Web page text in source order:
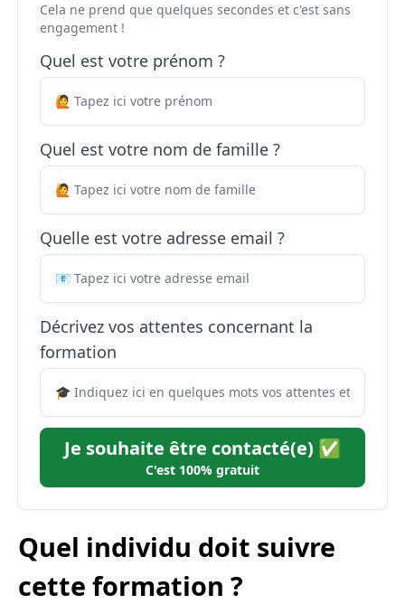
Cela ne prend que quelques secondes et c'est sans
engagement !
Quel est votre prénom ?
Quel est votre nom de famille ?
Quelle est votre adresse email ?
Décrivez vos attentes concernant la
formation
Je souhaite être contacté(e) ✅
C'est 100% gratuit
Quel individu doit suivre
cette formation ?